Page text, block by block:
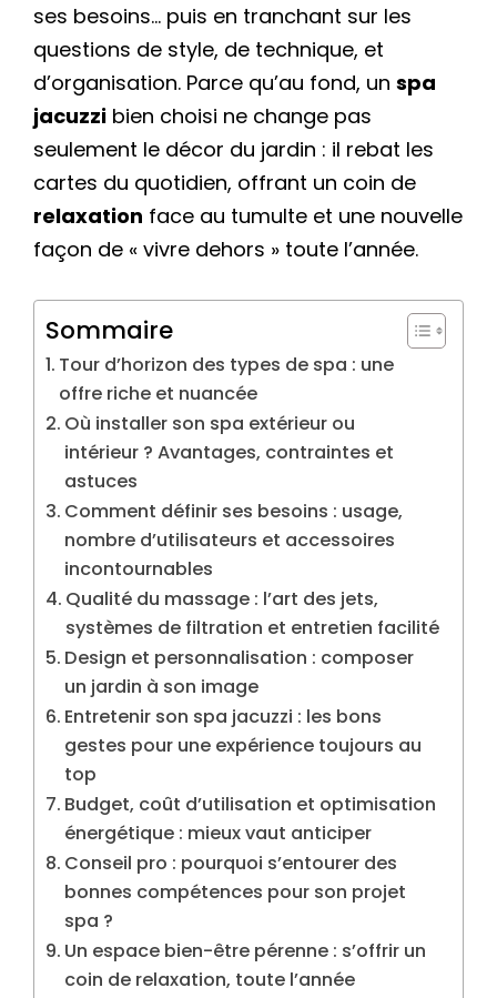
ses besoins… puis en tranchant sur les
questions de style, de technique, et
d’organisation. Parce qu’au fond, un spa
jacuzzi bien choisi ne change pas
seulement le décor du jardin : il rebat les
cartes du quotidien, offrant un coin de
relaxation face au tumulte et une nouvelle
façon de « vivre dehors » toute l’année.
Sommaire
Tour d’horizon des types de spa : une
offre riche et nuancée
Où installer son spa extérieur ou
intérieur ? Avantages, contraintes et
astuces
Comment définir ses besoins : usage,
nombre d’utilisateurs et accessoires
incontournables
Qualité du massage : l’art des jets,
systèmes de filtration et entretien facilité
Design et personnalisation : composer
un jardin à son image
Entretenir son spa jacuzzi : les bons
gestes pour une expérience toujours au
top
Budget, coût d’utilisation et optimisation
énergétique : mieux vaut anticiper
Conseil pro : pourquoi s’entourer des
bonnes compétences pour son projet
spa ?
Un espace bien-être pérenne : s’offrir un
coin de relaxation, toute l’année